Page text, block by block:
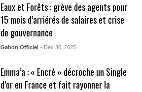
Eaux et Forêts : grève des agents pour
15 mois d’arriérés de salaires et crise
de gouvernance
Gabon Officiel - Déc 30, 2025
Emma’a : « Encré » décroche un Single
d’or en France et fait rayonner la